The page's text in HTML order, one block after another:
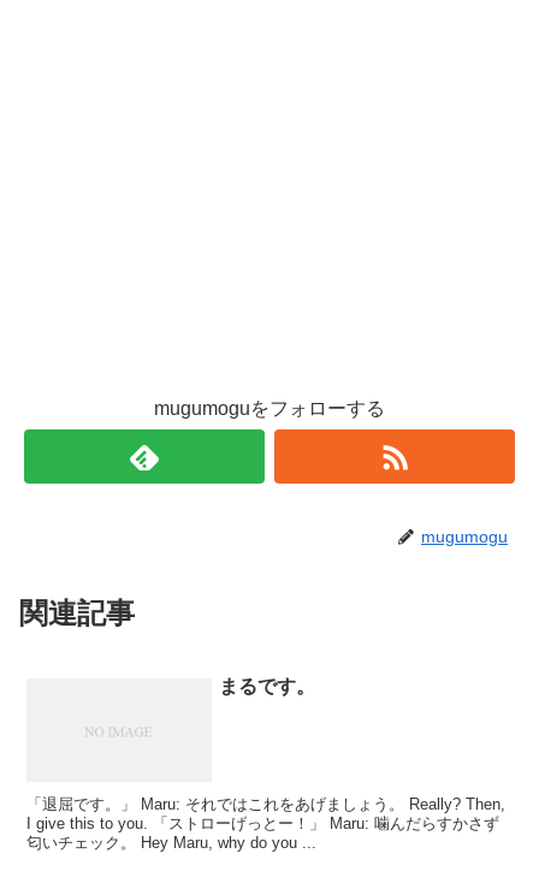
mugumoguをフォローする
mugumogu
関連記事
まるです。
「退屈です。」 Maru: それではこれをあげましょう。 Really? Then,
I give this to you. 「ストローげっとー！」 Maru: 噛んだらすかさず
匂いチェック。 Hey Maru, why do you ...